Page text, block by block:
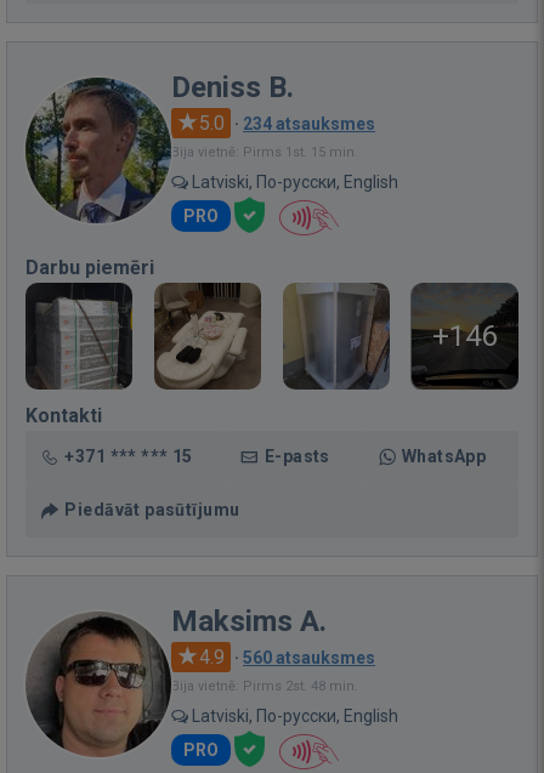
Deniss B.
5.0 · 234 atsauksmes
Bija vietnē: Pirms 1st. 15 min.
Latviski, По-русски, English
PRO
Darbu piemēri
+146
Kontakti
+371 *** *** 15 E-pasts WhatsApp
Piedāvāt pasūtījumu
Maksims A.
4.9 · 560 atsauksmes
Bija vietnē: Pirms 2st. 48 min.
Latviski, По-русски, English
PRO